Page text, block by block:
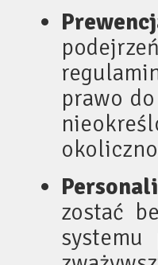
prawo
zostać